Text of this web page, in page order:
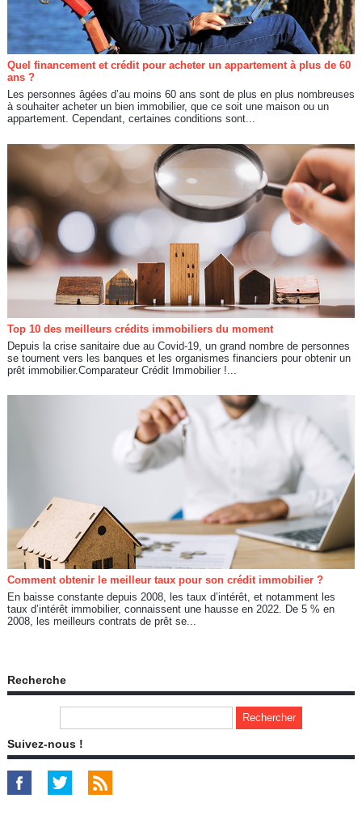
Quel financement et crédit pour acheter un appartement à plus de 60
ans ?
Les personnes âgées d’au moins 60 ans sont de plus en plus nombreuses
à souhaiter acheter un bien immobilier, que ce soit une maison ou un
appartement. Cependant, certaines conditions sont...
Top 10 des meilleurs crédits immobiliers du moment
Depuis la crise sanitaire due au Covid-19, un grand nombre de personnes
se tournent vers les banques et les organismes financiers pour obtenir un
prêt immobilier.Comparateur Crédit Immobilier !...
Comment obtenir le meilleur taux pour son crédit immobilier ?
En baisse constante depuis 2008, les taux d’intérêt, et notamment les
taux d’intérêt immobilier, connaissent une hausse en 2022. De 5 % en
2008, les meilleurs contrats de prêt se...
Recherche
Suivez-nous !